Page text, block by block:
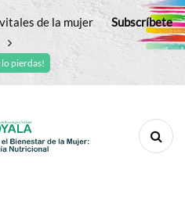
de la mujer Subscríbete
lo pierdas!